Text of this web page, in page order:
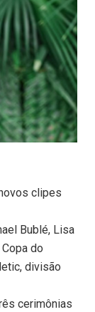
clipes
Bublé, Lisa
do
divisão
cerimônias